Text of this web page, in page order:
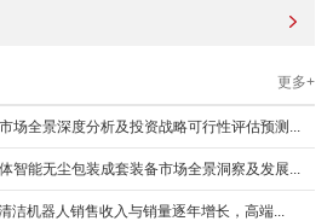
更多+
场全景深度分析及投资战略可行性评估预测...
智能无尘包装成套装备市场全景洞察及发展...
洁机器人销售收入与销量逐年增长，高端...